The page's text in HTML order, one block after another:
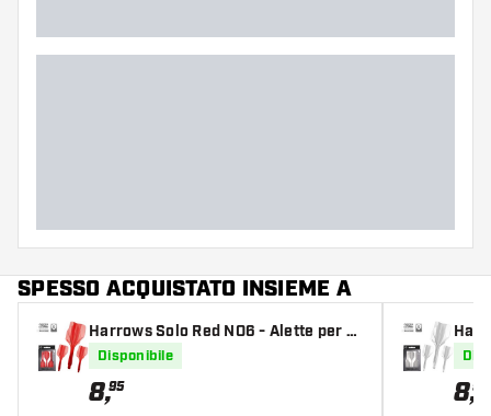
SPESSO ACQUISTATO INSIEME A
Harrows Solo Red NO6 - Alette per Fr
eccette
Disponibile
8,95 8,95